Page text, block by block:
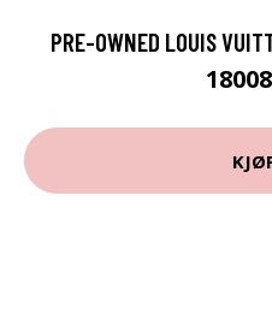
PRE-OWNED LOUIS